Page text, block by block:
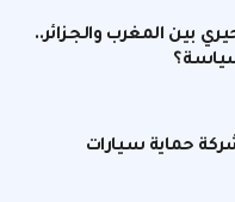
بين المغرب والجزائر..
حماية سيارات